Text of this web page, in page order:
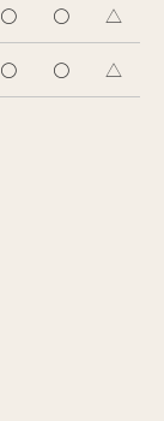
〇 〇 △
〇 〇 △